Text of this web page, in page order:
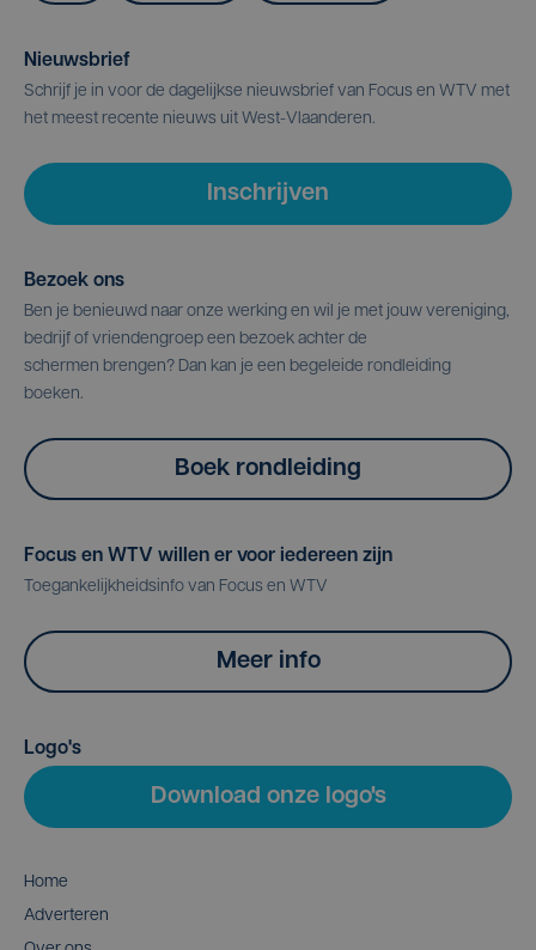
Nieuwsbrief
Schrijf je in voor de dagelijkse nieuwsbrief van Focus en WTV met
het meest recente nieuws uit West-Vlaanderen.
Inschrijven
Bezoek ons
Ben je benieuwd naar onze werking en wil je met jouw vereniging,
bedrijf of vriendengroep een bezoek achter de
schermen brengen? Dan kan je een begeleide rondleiding
boeken.
Boek rondleiding
Focus en WTV willen er voor iedereen zijn
Toegankelijkheidsinfo van Focus en WTV
Meer info
Logo's
Download onze logo's
Home
Adverteren